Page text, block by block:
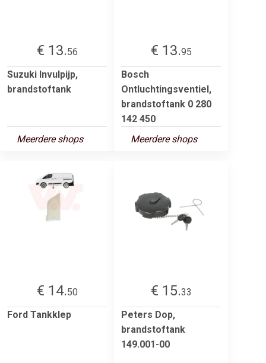
€ 13.56
Suzuki Invulpijp,
brandstoftank
Meerdere shops
€ 13.95
Bosch
Ontluchtingsventiel,
brandstoftank 0 280
142 450
Meerdere shops
€ 14.50
Ford Tankklep
€ 15.33
Peters Dop,
brandstoftank
149.001-00